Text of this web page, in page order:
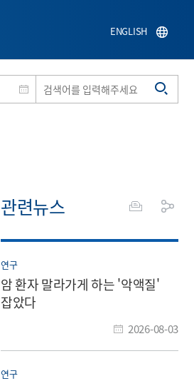
ENGLISH
관련뉴스
연구
암 환자 말라가게 하는 '악액질'
잡았다
2026-08-03
연구